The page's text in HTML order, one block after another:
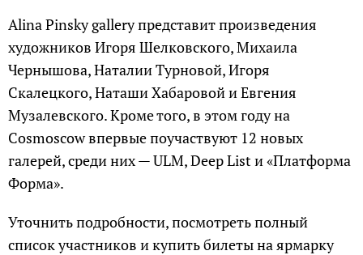
Alina Pinsky gallery представит произведения
художников Игоря Шелковского, Михаила
Чернышова, Наталии Турновой, Игоря
Скалецкого, Наташи Хабаровой и Евгения
Музалевского. Кроме того, в этом году на
Cosmoscow впервые поучаствуют 12 новых
галерей, среди них — ULM, Deep List и «Платформа
Форма».
Уточнить подробности, посмотреть полный
список участников и купить билеты на ярмарку